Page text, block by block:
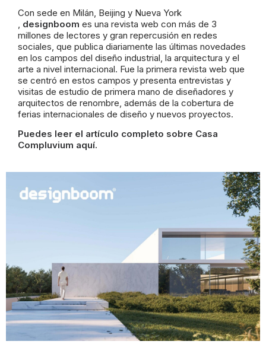
Con sede en Milán, Beijing y Nueva York
, designboom es una revista web con más de 3
millones de lectores y gran repercusión en redes
sociales, que publica diariamente las últimas novedades
en los campos del diseño industrial, la arquitectura y el
arte a nivel internacional. Fue la primera revista web que
se centró en estos campos y presenta entrevistas y
visitas de estudio de primera mano de diseñadores y
arquitectos de renombre, además de la cobertura de
ferias internacionales de diseño y nuevos proyectos.
Puedes leer el artículo completo sobre Casa
Compluvium aquí.